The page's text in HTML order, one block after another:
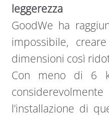
leggerezza
GoodWe ha
impossibile,
dimensioni così
Con meno di 6
l’installazione di